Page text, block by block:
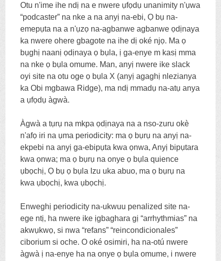
Otu n'ime ihe ndị na e nwere ụfọdụ unanimity n'ụwa
“podcaster” na nke a na anyị na-ebi, Ọ bụ na-
emepụta na a n'ụzọ na-agbanwe agbanwe ọdịnaya
ka nwere ohere gbagote na ihe dị oké njọ. Ma ọ
bụghị naanị ọdịnaya ọ bụla, ị ga-enye m kasị mma
na nke ọ bụla omume. Man, anyị nwere ike slack
oyi site na otu oge ọ bụla X (anyị agaghị nlezianya
ka Obi mgbawa Ridge), ma ndị mmadụ na-atụ anya
a ụfọdụ àgwà.
Àgwà a tụrụ na mkpa ọdịnaya na a nso-zuru okè
n'afọ iri na ụma periodicity: ma ọ bụrụ na anyị na-
ekpebi na anyị ga-ebipụta kwa ọnwa, Anyị bipụtara
kwa ọnwa; ma ọ bụrụ na onye ọ bụla quience
ụbọchị, Ọ bụ ọ bụla Izu uka abuo, ma ọ bụrụ na
kwa ụbọchị, kwa ụbọchị.
Enweghị periodicity na-ukwuu penalized site na-
ege ntị, ha nwere ike ịgbaghara gị “arrhythmias” na
akwụkwọ, si nwa “refans” “reincondicionales”
ciborium si oche. O oké osimiri, ha na-otú nwere
àgwà ị na-enye ha na onye ọ bụla omume, i nwere